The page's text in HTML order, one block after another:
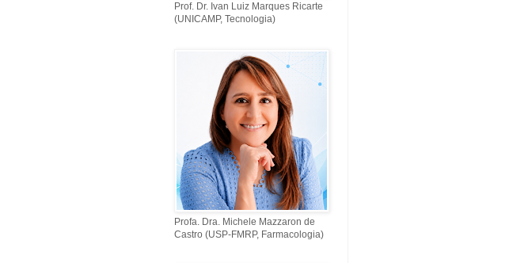
Prof. Dr. Ivan Luiz Marques Ricarte
(UNICAMP, Tecnologia)
Profa. Dra. Michele Mazzaron de
Castro (USP-FMRP, Farmacologia)